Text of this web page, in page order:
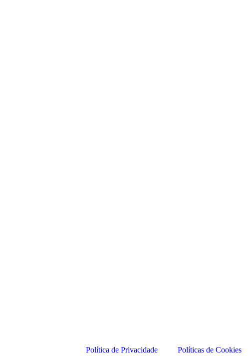
Política de Privacidade Políticas de Cookies